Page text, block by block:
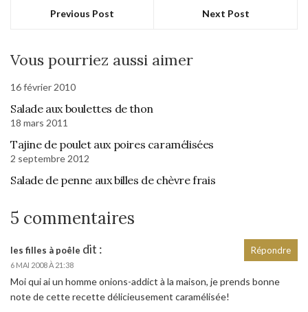
Previous Post Next Post
Vous pourriez aussi aimer
16 février 2010
Salade aux boulettes de thon
18 mars 2011
Tajine de poulet aux poires caramélisées
2 septembre 2012
Salade de penne aux billes de chèvre frais
5 commentaires
les filles à poêle dit :
6 MAI 2008 À 21:38
Moi qui ai un homme onions-addict à la maison, je prends bonne
note de cette recette délicieusement caramélisée!
Répondre